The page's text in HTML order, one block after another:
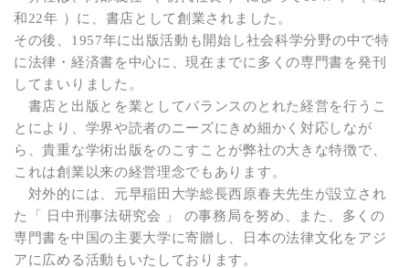
教育学ほか
哲学・心理学・宗教学
スポーツ・健康科学
歴史・語学・文学・随筆等
学会誌等
和22年 ）に、書店として創業されました。
その後、1957年に出版活動も開始し社会科学分野の中で特
に法律・経済書を中心に、現在までに多くの専門書を発刊
してまいりました。
書店と出版とを業としてバランスのとれた経営を行うこ
とにより、学界や読者のニーズにきめ細かく対応しなが
ら、貴重な学術出版をのこすことが弊社の大きな特徴で、
これは創業以来の経営理念でもあります。
対外的には、元早稲田大学総長西原春夫先生が設立され
た「 日中刑事法研究会 」 の事務局を努め、また、多くの
専門書を中国の主要大学に寄贈し、日本の法律文化をアジ
アに広める活動もいたしております。